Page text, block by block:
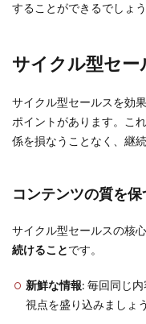
することができるでしょう
サイクル型セー
サイクル型セールスを効
ポイントがあります。こ
係を損なうことなく、継
コンテンツの質を保
サイクル型セールスの核心
続けることです。
新鮮な情報: 毎回同じ
視点を盛り込みましょう